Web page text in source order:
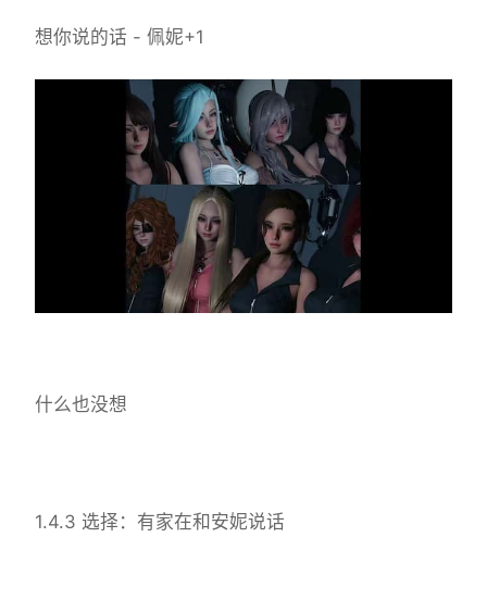
想你说的话 - 佩妮+1
什么也没想
1.4.3 选择：有家在和安妮说话